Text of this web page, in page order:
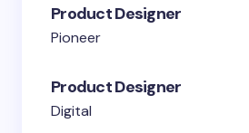
Product Designer
Pioneer
Product Designer
Digital